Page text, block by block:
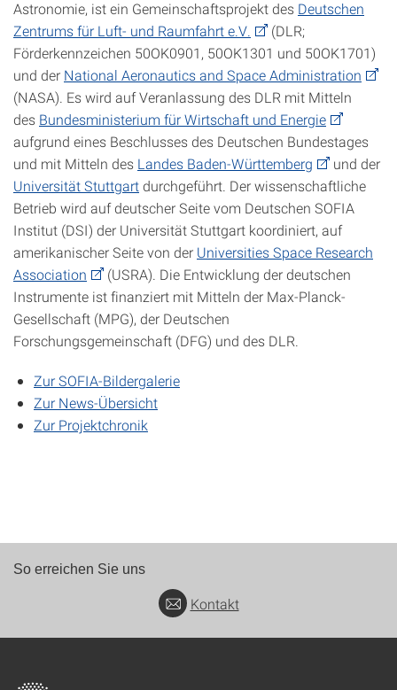
Astronomie, ist ein Gemeinschaftsprojekt des Deutschen
Zentrums für Luft- und Raumfahrt e.V.
(DLR;
Förderkennzeichen 50OK0901, 50OK1301 und 50OK1701)
und der National Aeronautics and Space Administration
(NASA). Es wird auf Veranlassung des DLR mit Mitteln
des Bundesministerium für Wirtschaft und Energie
aufgrund eines Beschlusses des Deutschen Bundestages
und mit Mitteln des Landes Baden-Württemberg
und der
Universität Stuttgartdurchgeführt. Der wissenschaftliche
Betrieb wird auf deutscher Seite vom Deutschen SOFIA
Institut (DSI) der Universität Stuttgart koordiniert, auf
amerikanischer Seite von der Universities Space Research
Association
(USRA). Die Entwicklung der deutschen
Instrumente ist finanziert mit Mitteln der Max-Planck-
Gesellschaft (MPG), der Deutschen
Forschungsgemeinschaft (DFG) und des DLR.
Zur SOFIA-Bildergalerie
Zur News-Übersicht
Zur Projektchronik
So erreichen Sie uns
Kontakt